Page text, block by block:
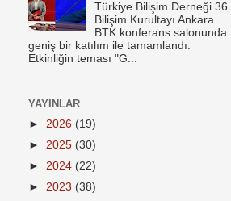
Türkiye Bilişim Derneği 36.
Bilişim Kurultayı Ankara
BTK konferans salonunda
geniş bir katılım ile tamamlandı.
Etkinliğin teması "G...
YAYINLAR
► 2026 (19)
► 2025 (30)
► 2024 (22)
► 2023 (38)